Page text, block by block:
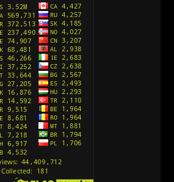
(Sinhronizovano na
na Hrvatski)
Sinhronizovano na Hrvatski
(Sinhronizovano na Srpski)
Sinhronizovano na Srpski
(Alvinnn!!! And the Chipmunks)